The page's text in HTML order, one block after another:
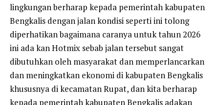
lingkungan berharap kepada pemerintah kabupaten
Bengkalis dengan jalan kondisi seperti ini tolong
diperhatikan bagaimana caranya untuk tahun 2026
ini ada kan Hotmix sebab jalan tersebut sangat
dibutuhkan oleh masyarakat dan memperlancarkan
dan meningkatkan ekonomi di kabupaten Bengkalis
khususnya di kecamatan Rupat, dan kita berharap
kepada pemerintah kabupaten Bengkalis adakan